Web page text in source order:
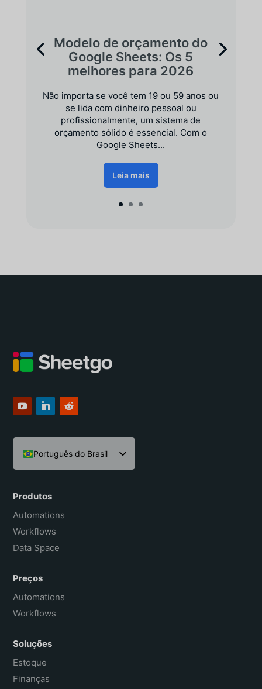
Modelo de orçamento do
Google Sheets: Os 5
melhores para 2026
Não importa se você tem 19 ou 59 anos ou
se lida com dinheiro pessoal ou
profissionalmente, um sistema de
orçamento sólido é essencial. Com o
Google Sheets...
Leia mais
Português do Brasil
English
Español
Français
Produtos
Automations
Workflows
Data Space
Preços
Automations
Workflows
Soluções
Estoque
Finanças